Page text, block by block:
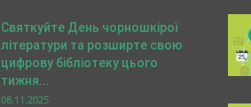
Святкуйте День чорношкірої
літератури та розширте свою
цифрову бібліотеку цього
тижня...
08.11.2025